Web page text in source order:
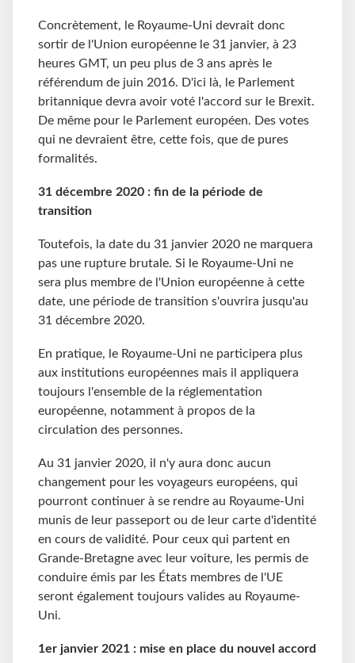
Concrètement, le Royaume-Uni devrait donc
sortir de l'Union européenne le 31 janvier, à 23
heures GMT, un peu plus de 3 ans après le
référendum de juin 2016. D'ici là, le Parlement
britannique devra avoir voté l'accord sur le Brexit.
De même pour le Parlement européen. Des votes
qui ne devraient être, cette fois, que de pures
formalités.
31 décembre 2020 : fin de la période de
transition
Toutefois, la date du 31 janvier 2020 ne marquera
pas une rupture brutale. Si le Royaume-Uni ne
sera plus membre de l'Union européenne à cette
date, une période de transition s'ouvrira jusqu'au
31 décembre 2020.
En pratique, le Royaume-Uni ne participera plus
aux institutions européennes mais il appliquera
toujours l'ensemble de la réglementation
européenne, notamment à propos de la
circulation des personnes.
Au 31 janvier 2020, il n'y aura donc aucun
changement pour les voyageurs européens, qui
pourront continuer à se rendre au Royaume-Uni
munis de leur passeport ou de leur carte d'identité
en cours de validité. Pour ceux qui partent en
Grande-Bretagne avec leur voiture, les permis de
conduire émis par les États membres de l'UE
seront également toujours valides au Royaume-
Uni.
1er janvier 2021 : mise en place du nouvel accord